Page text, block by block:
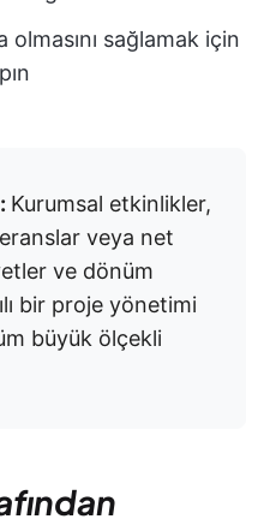
olmasını sağlamak için
Kurumsal etkinlikler,
veya net
ve dönüm
bir proje yönetimi
büyük ölçekli